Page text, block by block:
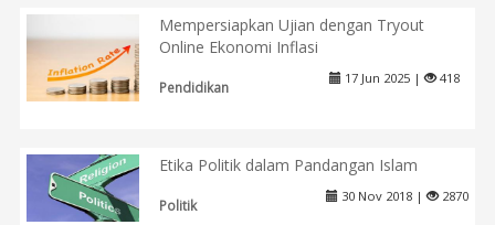
Mempersiapkan Ujian dengan Tryout
Online Ekonomi Inflasi
Pendidikan
17 Jun 2025 | 418
Etika Politik dalam Pandangan Islam
Politik
30 Nov 2018 | 2870